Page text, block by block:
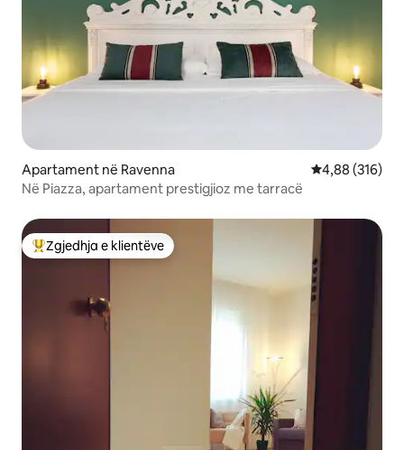
Apartament në Ravenna Vlerësimi
4,88 (316)
Në Piazza, apartament prestigjioz me tarracë
Më të mirat e zgjedhjeve të klientëve
Zgjedhja e klientëve